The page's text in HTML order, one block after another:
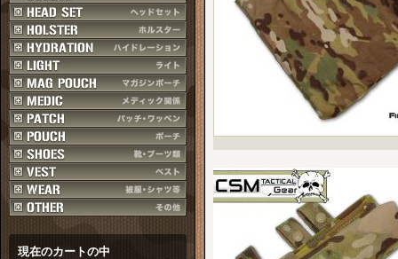
現在のカートの中